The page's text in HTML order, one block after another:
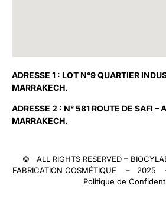
ADRESSE 1 : LOT N°9 QUARTIER
MARRAKECH.
ADRESSE 2 : N° 581 ROUTE DE SAFI –
MARRAKECH.
© ALL RIGHTS RESERVED –
FABRICATION COSMÉTIQUE – 2025
Politique de